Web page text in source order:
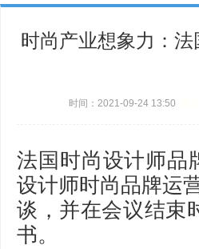
时尚产业想象力：
时间：2021-09-24 13:50
法国时尚设计师品
设计师时尚品牌运
谈，并在会议结束
书。